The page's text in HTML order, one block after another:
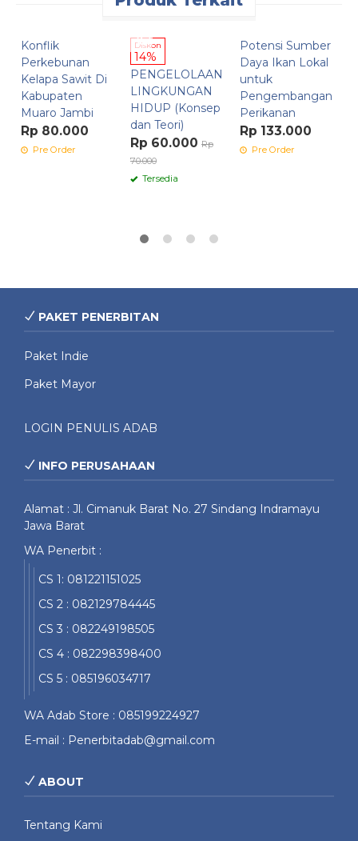
Konflik
Perkebunan
Kelapa Sawit Di
Kabupaten
Muaro Jambi
Rp 80.000
Pre Order
Diskon
14%
PENGELOLAAN
LINGKUNGAN
HIDUP (Konsep
dan Teori)
Rp 60.000 Rp
70.000
Tersedia
Potensi Sumber
Daya Ikan Lokal
untuk
Pengembangan
Perikanan
Rp 133.000
Pre Order
PAKET PENERBITAN
Paket Indie
Paket Mayor
LOGIN PENULIS ADAB
INFO PERUSAHAAN
Alamat : Jl. Cimanuk Barat No. 27 Sindang Indramayu
Jawa Barat
WA Penerbit :
CS 1: 081221151025
CS 2 : 082129784445
CS 3 : 082249198505
CS 4 : 082298398400
CS 5 : 085196034717
WA Adab Store : 085199224927
E-mail : Penerbitadab@gmail.com
ABOUT
Tentang Kami